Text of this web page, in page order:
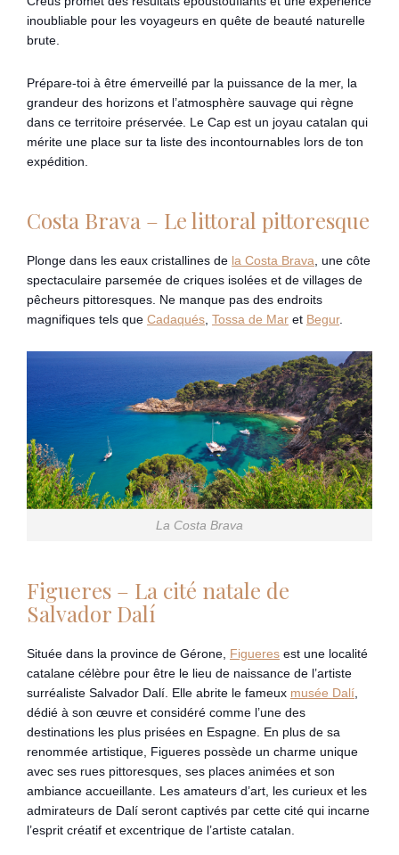
inoubliable pour les voyageurs en quête de beauté naturelle
brute.
Prépare-toi à être émerveillé par la puissance de la mer, la
grandeur des horizons et l’atmosphère sauvage qui règne
dans ce territoire préservée . Le Cap est un joyau catalan qui
mérite une place sur ta liste des incontournables lors de ton
expédition.
Costa Brava – Le littoral pittoresque
Plonge dans les eaux cristallines de la Costa Brava , une côte
spectaculaire parsemée de criques isolées et de villages de
pêcheurs pittoresques. Ne manque pas des endroits
magnifiques tels que Cadaqués Tossa de Mar et Begur.
La Costa Brava
Figueres – La cité natale de
Salvador Dalí
Située dans la province de Gérone, Figueres est une localité
catalane célèbre pour être le lieu de naissance de l’artiste
surréaliste Salvador Dalí. Elle abrite le fameux musée Dalí
dédié à son œuvre et considéré comme l’une des
destinations les plus prisées en Espagne. En plus de sa
renommée artistique, Figueres possède un charme unique
avec ses rues pittoresques, ses places animées et son
ambiance accueillante. Les amateurs d’art, les curieux et les
admirateurs de Dalí seront captivés par cette cité qui incarne
l’esprit créatif et excentrique de l’artiste catalan.